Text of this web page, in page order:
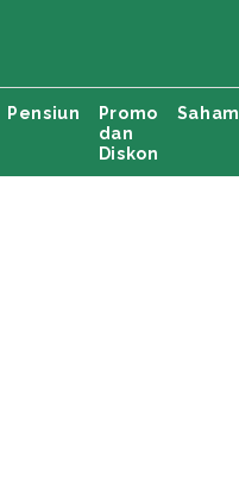
Pensiun
Promo
dan
Diskon
Saham